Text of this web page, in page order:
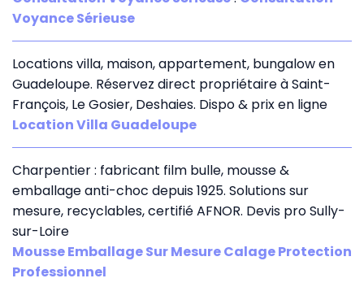
Voyance Sérieuse
Locations villa, maison, appartement, bungalow en
Guadeloupe. Réservez direct propriétaire à Saint-
François, Le Gosier, Deshaies. Dispo & prix en ligne
Location Villa Guadeloupe
Charpentier : fabricant film bulle, mousse &
emballage anti-choc depuis 1925. Solutions sur
mesure, recyclables, certifié AFNOR. Devis pro Sully-
sur-Loire
Mousse Emballage Sur Mesure Calage Protection
Professionnel